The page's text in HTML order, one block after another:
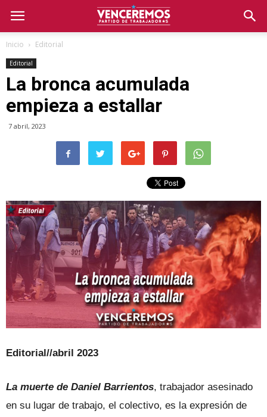
Inicio Editorial
Editorial
La bronca acumulada
empieza a estallar
7 abril, 2023
Editorial//abril 2023
La muerte de Daniel Barrientos, trabajador asesinado
en su lugar de trabajo, el colectivo, es la expresión de